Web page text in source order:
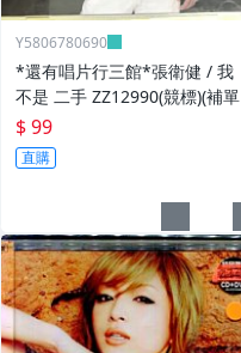
Y5806780690
*還有唱片行三館*張衛健 / 我
不是 二手 ZZ12990(競標)(補單
$ 99
直購